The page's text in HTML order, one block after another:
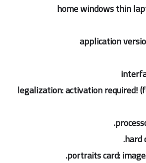
home windows thin
application
legalization: activation required!
hard
portraits card: